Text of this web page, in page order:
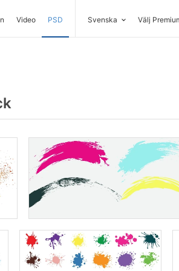
Video PSD Svenska Välj